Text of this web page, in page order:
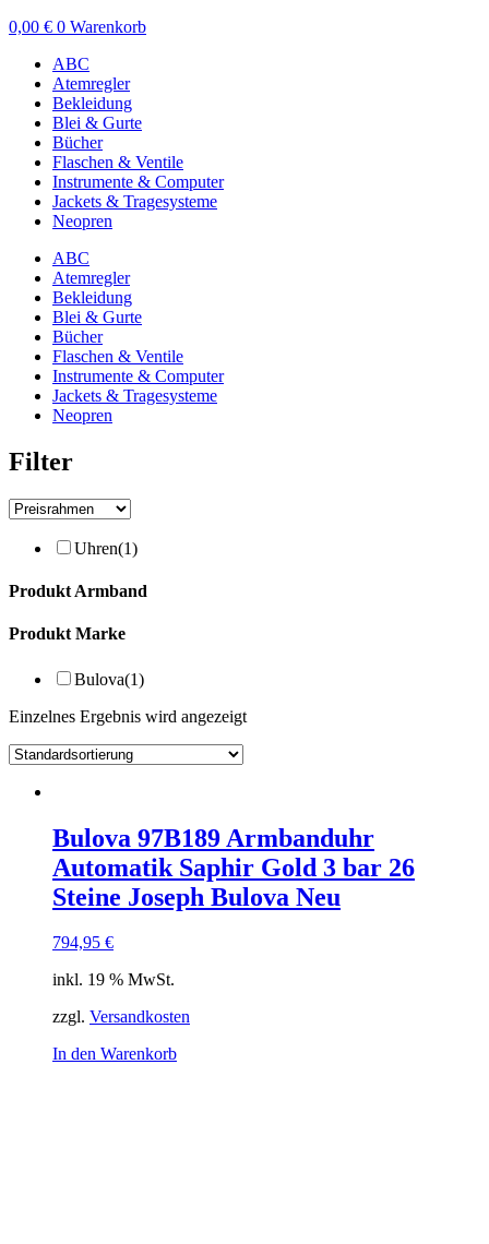
0,00 € 0 Warenkorb
ABC
Atemregler
Bekleidung
Blei & Gurte
Bücher
Flaschen & Ventile
Instrumente & Computer
Jackets & Tragesysteme
Neopren
ABC
Atemregler
Bekleidung
Blei & Gurte
Bücher
Flaschen & Ventile
Instrumente & Computer
Jackets & Tragesysteme
Neopren
Filter
Uhren(1)
Produkt Armband
Produkt Marke
Bulova(1)
Einzelnes Ergebnis wird angezeigt
Bulova 97B189 Armbanduhr
Automatik Saphir Gold 3 bar 26
Steine Joseph Bulova Neu
794,95 €
inkl. 19 % MwSt.
zzgl. Versandkosten
In den Warenkorb